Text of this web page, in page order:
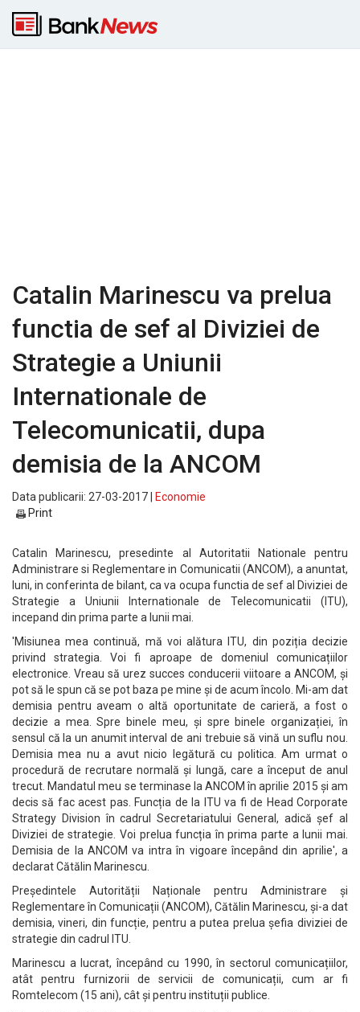
Catalin Marinescu va prelua
functia de sef al Diviziei de
Strategie a Uniunii
Internationale de
Telecomunicatii, dupa
demisia de la ANCOM
Data publicarii: 27-03-2017 |
Economie
Print
Catalin Marinescu, presedinte al Autoritatii Nationale pentru
Administrare si Reglementare in Comunicatii (ANCOM), a anuntat,
luni, in conferinta de bilant, ca va ocupa functia de sef al Diviziei de
Strategie a Uniunii Internationale de Telecomunicatii (ITU),
incepand din prima parte a lunii mai.
'Misiunea mea continuă, mă voi alătura ITU, din poziția decizie
privind strategia. Voi fi aproape de domeniul comunicațiilor
electronice. Vreau să urez succes conducerii viitoare a ANCOM, și
pot să le spun că se pot baza pe mine și de acum încolo. Mi-am dat
demisia pentru aveam o altă oportunitate de carieră, a fost o
decizie a mea. Spre binele meu, și spre binele organizației, în
sensul că la un anumit interval de ani trebuie să vină un suflu nou.
Demisia mea nu a avut nicio legătură cu politica. Am urmat o
procedură de recrutare normală și lungă, care a început de anul
trecut. Mandatul meu se terminase la ANCOM în aprilie 2015 și am
decis să fac acest pas. Funcția de la ITU va fi de Head Corporate
Strategy Division în cadrul Secretariatului General, adică șef al
Diviziei de strategie. Voi prelua funcția în prima parte a lunii mai.
Demisia de la ANCOM va intra în vigoare începând din aprilie', a
declarat Cătălin Marinescu.
Președintele Autorității Naționale pentru Administrare și
Reglementare în Comunicații (ANCOM), Cătălin Marinescu, și-a dat
demisia, vineri, din funcție, pentru a putea prelua șefia diviziei de
strategie din cadrul ITU.
Marinescu a lucrat, începând cu 1990, în sectorul comunicațiilor,
atât pentru furnizorii de servicii de comunicații, cum ar fi
Romtelecom (15 ani), cât și pentru instituții publice.